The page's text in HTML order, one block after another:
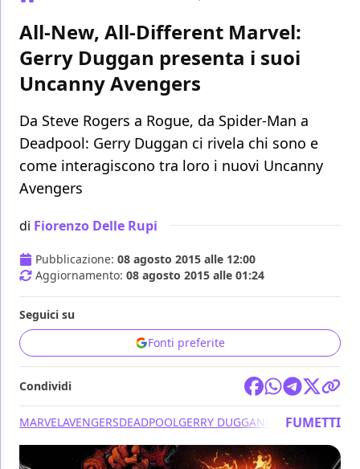
All-New, All-Different Marvel:
Gerry Duggan presenta i suoi
Uncanny Avengers
Da Steve Rogers a Rogue, da Spider-Man a
Deadpool: Gerry Duggan ci rivela chi sono e
come interagiscono tra loro i nuovi Uncanny
Avengers
di Fiorenzo Delle Rupi
Pubblicazione: 08 agosto 2015 alle 12:00
Aggiornamento: 08 agosto 2015 alle 01:24
Seguici su
Fonti preferite
Condividi
MARVELAVENGERSDEADPOOLGERRY DUGGAN RYAN STEGMAN
FUMETTI